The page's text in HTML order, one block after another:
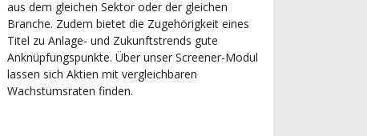
aus dem gleichen Sektor oder der gleichen
Branche. Zudem bietet die Zugehörigkeit eines
Titel zu Anlage- und Zukunftstrends gute
Anknüpfungspunkte. Über unser Screener-Modul
lassen sich Aktien mit vergleichbaren
Wachstumsraten finden.